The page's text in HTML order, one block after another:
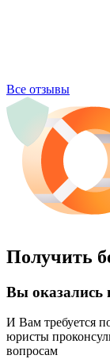
Все отзывы
Получить
Вы оказались
И Вам требуется
юристы
вопросам